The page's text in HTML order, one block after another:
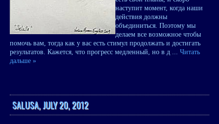
наступит момент, когда наши
действия должны
объединиться. Поэтому мы
делаем все возможное чтобы
помочь вам, тогда как у вас есть стимул продолжать и достигать
результатов. Кажется, что прогресс медленный, но в д ... Читать
дальше »
SALUSA, JULY 20, 2012